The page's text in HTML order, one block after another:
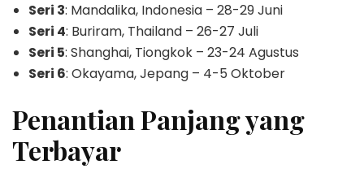
Seri 3: Mandalika, Indonesia – 28-29 Juni
Seri 4: Buriram, Thailand – 26-27 Juli
Seri 5: Shanghai, Tiongkok – 23-24 Agustus
Seri 6: Okayama, Jepang – 4-5 Oktober
Penantian Panjang yang
Terbayar